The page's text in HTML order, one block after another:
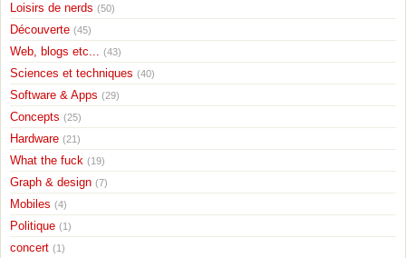
Loisirs de nerds (50)
Découverte (45)
Web, blogs etc... (43)
Sciences et techniques (40)
Software & Apps (29)
Concepts (25)
Hardware (21)
What the fuck (19)
Graph & design (7)
Mobiles (4)
Politique (1)
concert (1)